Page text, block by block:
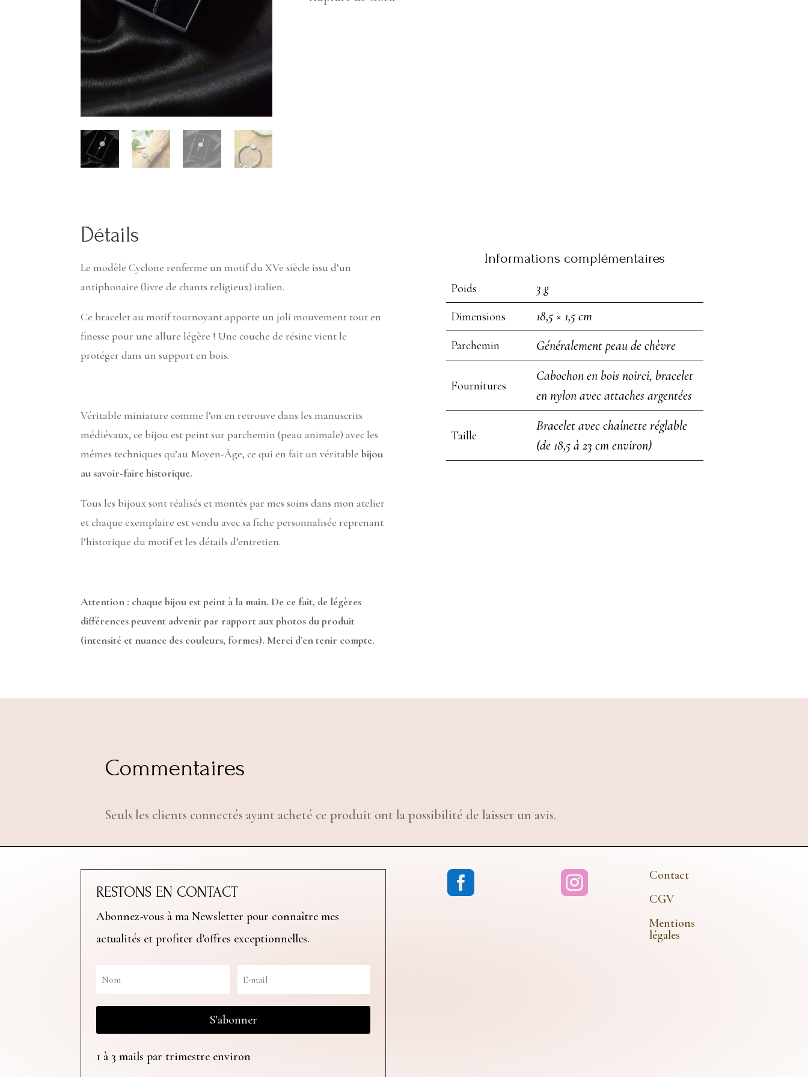
Détails
Le modèle Cyclone renferme un motif du XVe siècle issu d’un
antiphonaire (livre de chants religieux) italien.
Ce bracelet au motif tournoyant apporte un joli mouvement tout en
finesse pour une allure légère ! Une couche de résine vient le
protéger dans un support en bois.
Véritable miniature comme l’on en retrouve dans les manuscrits
médiévaux, ce bijou est peint sur parchemin (peau animale) avec les
mêmes techniques qu’au Moyen-Âge, ce qui en fait un véritablebijou
au savoir-faire historique.
Tous les bijoux sont réalisés et montés par mes soins dans mon atelier
et chaque exemplaire est vendu avec sa fiche personnalisée reprenant
l’historique du motif et les détails d’entretien.
Attention : chaque bijou est peint à la main. De ce fait, de légères
différences peuvent advenir par rapport aux photos du produit
(intensité et nuance des couleurs, formes). Merci d’en tenir compte.
Informations complémentaires
Poids 3 g
Dimensions 18,5 × 1,5 cm
Parchemin Généralement peau de chèvre
Fournitures
Cabochon en bois noirci, bracelet
en nylon avec attaches argentées
Taille
Bracelet avec chaînette réglable
(de 18,5 à 23 cm environ)
Commentaires
Seuls les clients connectés ayant acheté ce produit ont la possibilité de laisser un avis.
RESTONS EN CONTACT
Abonnez-vous à ma Newsletter pour connaître mes
actualités et profiter d'offres exceptionnelles.
S'abonner
1 à 3 mails par trimestre environ
 
Contact
CGV
Mentions
légales